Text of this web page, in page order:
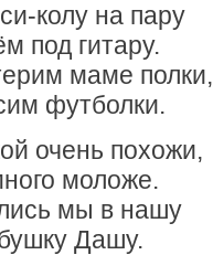
колу на пару
под гитару.
маме полки,
футболки.
очень похожи,
моложе.
мы в нашу
Дашу.